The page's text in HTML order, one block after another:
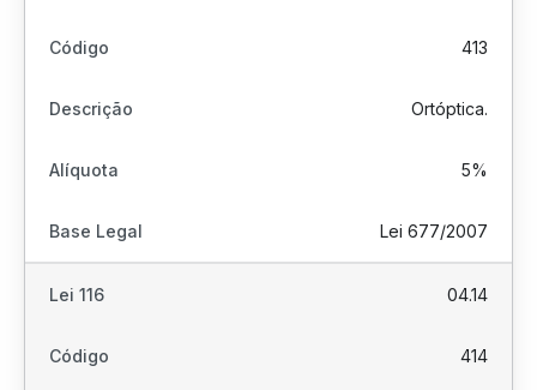
413
Ortóptica.
5%
Lei 677/2007
04.14
414